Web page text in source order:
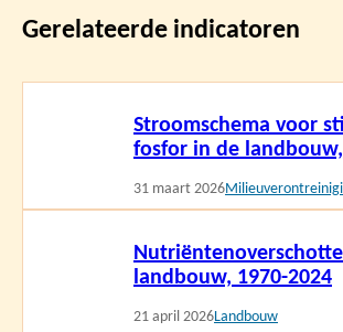
Gerelateerde indicatoren
Stroomschema voor
fosfor in de
31 maart 2026
landbouw, 1970-2024
21 april 2026Landbouw